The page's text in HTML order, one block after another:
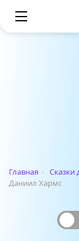
Главная › Сказки
Даниил Хармс